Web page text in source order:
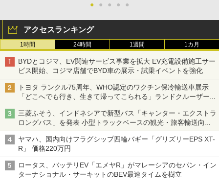
● ● ● ● ●
アクセスランキング
1時間 24時間 1週間 1カ月
BYDとコジマ、EV関連サービス事業を拡大 EV充電設備施工サー
ビス開始、コジマ店舗でBYD車の展示・試乗イベントを強化
トヨタ ランクル75周年、WHO認定のワクチン保冷輸送車展示
「どこへでも行き、生きて帰ってこられる」ランドクルーザーで
命をつなぐ
三菱ふそう、インドネシアで新型バス「キャンター・エクストラ
ロングバス」を発表 小型トラックベースの観光・旅客輸送向け
バス
ヤマハ、国内向けフラグシップ四輪バギー「グリズリーEPS XT-
R」 価格220万円
ロータス、バッテリEV「エメヤR」がマレーシアのセパン・イン
ターナショナル・サーキットのBEV最速タイムを樹立